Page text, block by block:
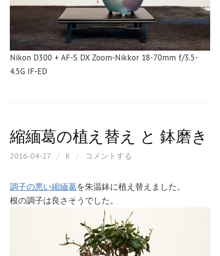
Nikon D300 + AF-S DX Zoom-Nikkor 18-70mm f/3.5-
4.5G IF-ED
縮緬葛の植え替え と 鉢磨き
2016-04-27 / K / コメントする
調子の悪い縮緬葛を朱温鉢に植え替えました。
根の調子は良さそうでした。